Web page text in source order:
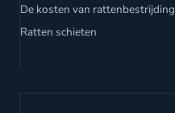
De kosten van rattenbestrijding
Ratten schieten